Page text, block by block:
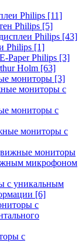
Philips [11]
Philips [5]
Philips [43]
Philips [1]
Paper Philips [3]
Holm [63]
мониторы [3]
мониторы с
мониторы с
мониторы с
мониторы
микрофоном
с уникальным
[6]
с
с